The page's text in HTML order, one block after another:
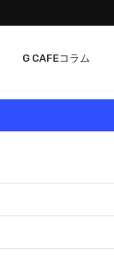
G CAFEコラム